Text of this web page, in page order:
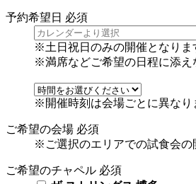
予約希望日 必須
※土日祝日のみの開催となりま
※満席などご希望の日程に添え
※開催時刻は会場ごとに異なり
ご希望の会場 必須
※ご選択のエリアでの試食会の
ご希望のチャペル 必須